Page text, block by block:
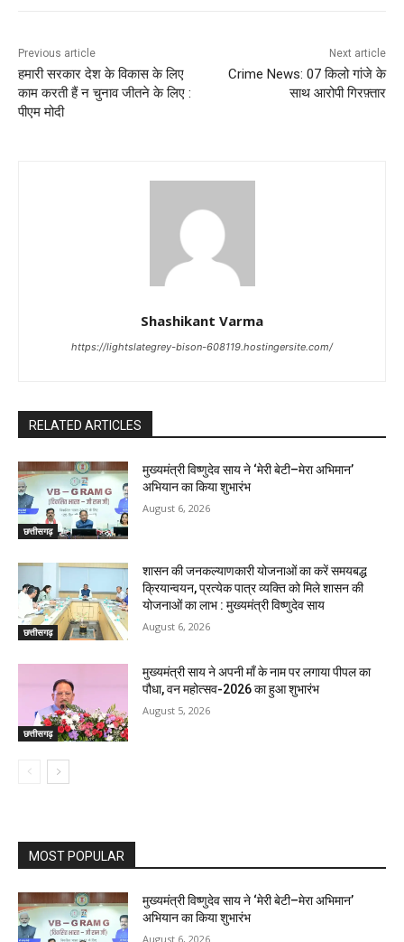
Previous article
हमारी सरकार देश के विकास के लिए
काम करती हैं न चुनाव जीतने के लिए :
पीएम मोदी
Next article
Crime News: 07 किलो गांजे के
साथ आरोपी गिरफ़्तार
Shashikant Varma
https://lightslategrey-bison-608119.hostingersite.com/
RELATED ARTICLES
छत्तीसगढ़
मुख्यमंत्री विष्णुदेव साय ने ‘मेरी बेटी–मेरा अभिमान’
अभियान का किया शुभारंभ
August 6, 2026
छत्तीसगढ़
शासन की जनकल्याणकारी योजनाओं का करें समयबद्ध
क्रियान्वयन, प्रत्येक पात्र व्यक्ति को मिले शासन की
योजनाओं का लाभ : मुख्यमंत्री विष्णुदेव साय
August 6, 2026
छत्तीसगढ़
मुख्यमंत्री साय ने अपनी माँ के नाम पर लगाया पीपल का
पौधा, वन महोत्सव-2026 का हुआ शुभारंभ
August 5, 2026
MOST POPULAR
मुख्यमंत्री विष्णुदेव साय ने ‘मेरी बेटी–मेरा अभिमान’
अभियान का किया शुभारंभ
August 6, 2026